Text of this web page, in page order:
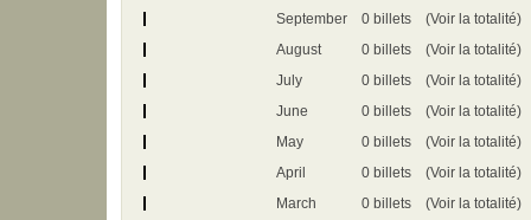
September
0 billets
(Voir la totalité)
August
0 billets
(Voir la totalité)
July
0 billets
(Voir la totalité)
June
0 billets
(Voir la totalité)
May
0 billets
(Voir la totalité)
April
0 billets
(Voir la totalité)
March
0 billets
(Voir la totalité)